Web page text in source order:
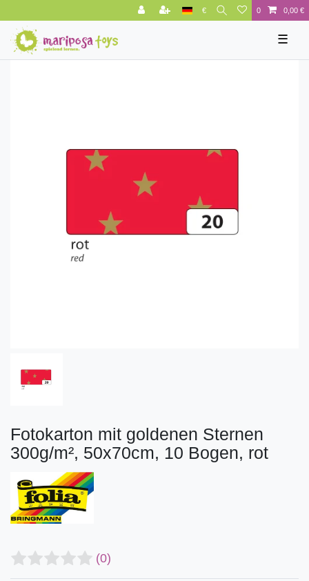
€ 0 0,00 €
☰
Fotokarton mit goldenen Sternen
300g/m², 50x70cm, 10 Bogen, rot
(0)